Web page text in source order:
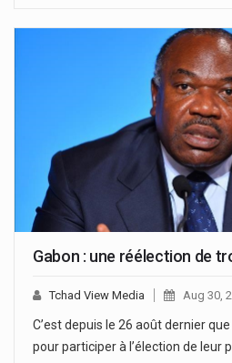
Gabon : une réélection de
Tchad View Media Aug 30,
C’est depuis le 26 août dernier
pour participer à l’élection de leur